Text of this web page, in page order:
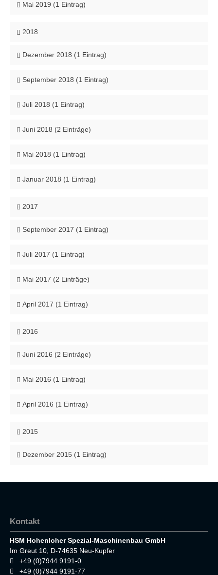
Mai 2019 (1 Eintrag)
2018
Dezember 2018 (1 Eintrag)
September 2018 (1 Eintrag)
Juli 2018 (1 Eintrag)
Juni 2018 (2 Einträge)
Mai 2018 (1 Eintrag)
Januar 2018 (1 Eintrag)
2017
September 2017 (1 Eintrag)
Juli 2017 (1 Eintrag)
Mai 2017 (2 Einträge)
April 2017 (1 Eintrag)
2016
Juni 2016 (2 Einträge)
Mai 2016 (1 Eintrag)
April 2016 (1 Eintrag)
2015
Dezember 2015 (1 Eintrag)
Kontakt
HSM Hohenloher Spezial-Maschinenbau GmbH
Im Greut 10, D-74635 Neu-Kupfer
+49 (0)7944 9191-0
+49 (0)7944 9191-77